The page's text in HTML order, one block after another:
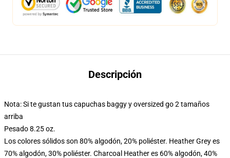
Descripción
Nota: Si te gustan tus capuchas baggy y oversized go 2 tamaños
arriba
Pesado 8.25 oz.
Los colores sólidos son 80% algodón, 20% poliéster. Heather Grey es
70% algodón, 30% poliéster. Charcoal Heather es 60% algodón, 40%